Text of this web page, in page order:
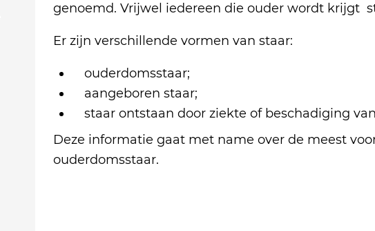
genoemd. Vrijwel iedereen die ouder wordt krijgt
Er zijn verschillende vormen van staar:
ouderdomsstaar;
aangeboren staar;
staar ontstaan door ziekte of beschadiging
Deze informatie gaat met name over de meest
ouderdomsstaar.